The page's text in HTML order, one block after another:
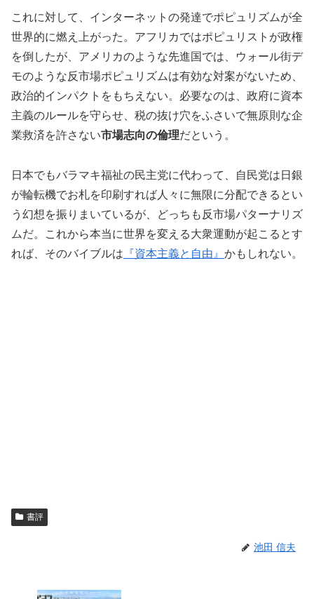
これに対して、インターネットの発達でポピュリズムが全
世界的に燃え上がった。アフリカではポピュリストが政権
を倒したが、アメリカのような先進国では、ウォール街デ
モのような反市場ポピュリズムは有効な対案がないため、
政治的インパクトをもちえない。必要なのは、政府に資本
主義のルールを守らせ、税の抜け穴をふさいで無原則な企
業救済を許さない市場志向の倫理だという。
日本でもバラマキ福祉の民主党に代わって、自民党は日銀
が輪転機でお札を印刷すれば人々に無限に分配できるとい
う幻想を振りまいているが、どっちも反市場パターナリズ
ムだ。これから本当に世界を変える大衆運動が起こるとす
れば、そのバイブルは 『資本主義と自由』 かもしれない。
書評
池田 信夫